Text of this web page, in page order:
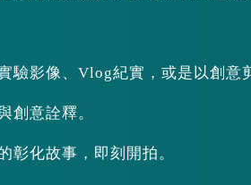
驗影像、Vlog紀實，或是以創意
創意詮釋。
彰化故事，即刻開拍。